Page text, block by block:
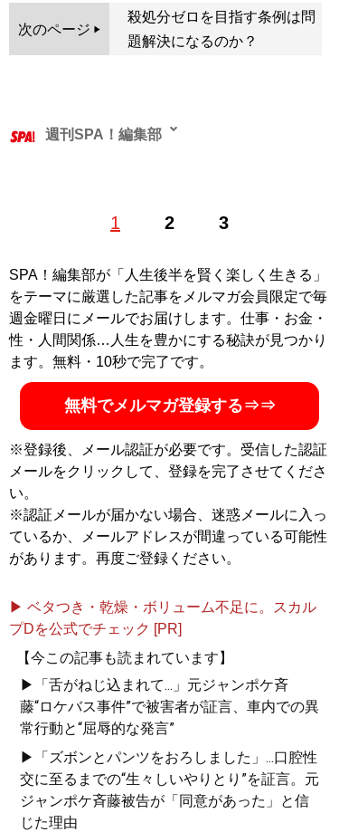
次のページ
殺処分ゼロを目指す条例は問
題解決になるのか？
1 2 3
週刊SPA！編集部
SPA！編集部が「人生後半を賢く楽しく生きる」
をテーマに厳選した記事をメルマガ会員限定で毎
週金曜日にメールでお届けします。仕事・お金・
性・人間関係…人生を豊かにする秘訣が見つかり
ます。無料・10秒で完了です。
無料でメルマガ登録する⇒⇒
※登録後、メール認証が必要です。受信した認証
メールをクリックして、登録を完了させてくださ
い。
※認証メールが届かない場合、迷惑メールに入っ
ているか、メールアドレスが間違っている可能性
があります。再度ご登録ください。
▶ ベタつき・乾燥・ボリューム不足に。スカル
プDを公式でチェック [PR]
【今この記事も読まれています】
▶「舌がねじ込まれて...」元ジャンポケ斉
藤“ロケバス事件”で被害者が証言、車内での異
常行動と“屈辱的な発言”
▶「ズボンとパンツをおろしました」...口腔性
交に至るまでの“生々しいやりとり”を証言。元
ジャンポケ斉藤被告が「同意があった」と信
じた理由